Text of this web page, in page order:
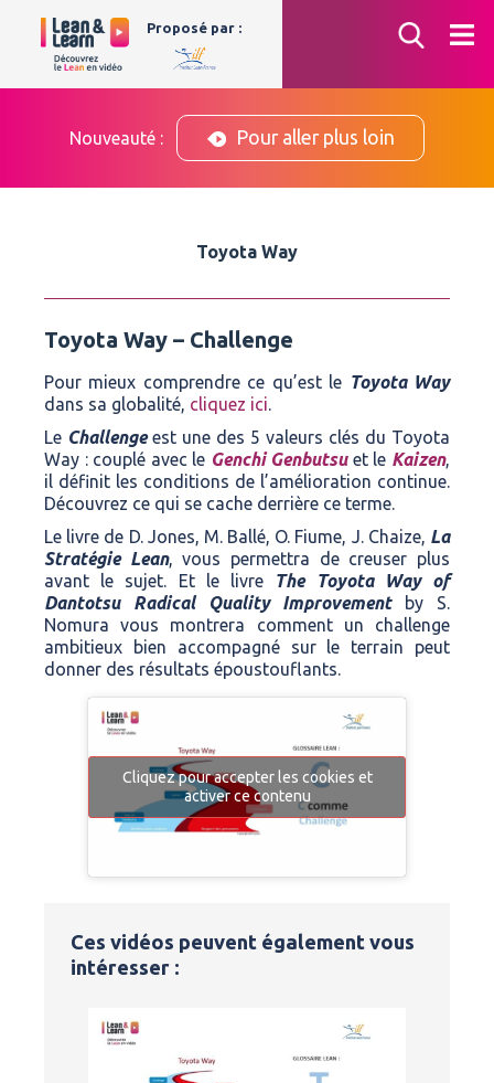
contenu
Proposé par :
Nouveauté : Pour aller plus loin
Toyota Way
Toyota Way – Challenge
Pour mieux comprendre ce qu’est le Toyota Way
dans sa globalité, cliquez ici
Le Challengeest une des 5 valeurs clés du Toyota
Way : couplé avec le Genchi Genbutsuet le Kaizen,
il définit les conditions de l’amélioration continue.
Découvrez ce qui se cache derrière ce terme.
Le livre de D. Jones, M. Ballé, O. Fiume, J. Chaize, La
Stratégie Lean, vous permettra de creuser plus
avant le sujet. Et le livre The Toyota Way of
Dantotsu Radical Quality Improvementby S.
Nomura vous montrera comment un challenge
ambitieux bien accompagné sur le terrain peut
donner des résultats époustouflants.
Cliquez pour accepter les cookies et
activer ce contenu
Ces vidéos peuvent également vous
intéresser :